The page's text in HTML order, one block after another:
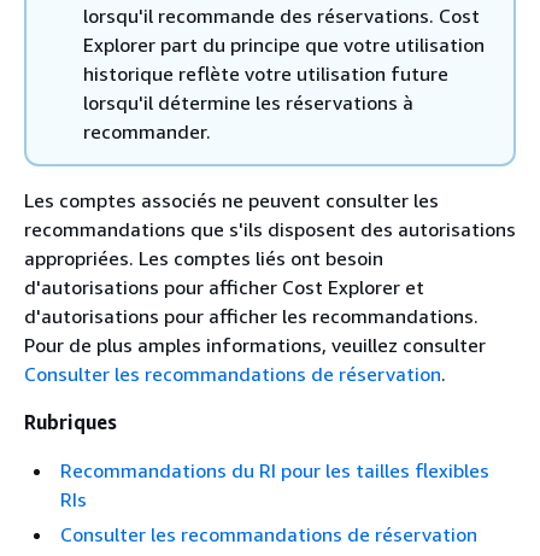
lorsqu'il recommande des réservations. Cost
Explorer part du principe que votre utilisation
historique reflète votre utilisation future
lorsqu'il détermine les réservations à
recommander.
Les comptes associés ne peuvent consulter les
recommandations que s'ils disposent des autorisations
appropriées. Les comptes liés ont besoin
d'autorisations pour afficher Cost Explorer et
d'autorisations pour afficher les recommandations.
Pour de plus amples informations, veuillez consulter
Consulter les recommandations de réservation.
Rubriques
Recommandations du RI pour les tailles flexibles
RIs
Consulter les recommandations de réservation